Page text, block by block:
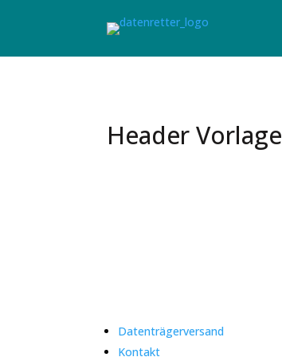
Header Vorlage
Datenträgerversand
Kontakt